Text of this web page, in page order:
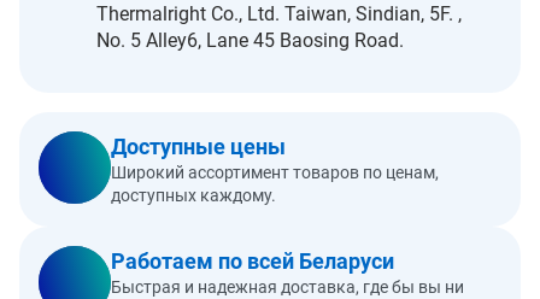
Thermalright Co., Ltd. Taiwan, Sindian, 5F. ,
No. 5 Alley6, Lane 45 Baosing Road.
Доступные цены
Широкий ассортимент товаров по ценам,
доступных каждому.
Работаем по всей Беларуси
Быстрая и надежная доставка, где бы вы ни